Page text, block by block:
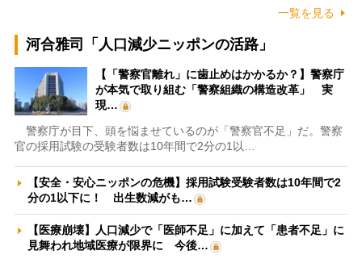
一覧を見る
河合雅司「人口減少ニッポンの活路」
【「警察官離れ」に歯止めはかかるか？】警察庁
が本気で取り組む「警察組織の構造改革」 実
現…
警察庁が目下、頭を悩ませているのが「警察官不足」だ。警察
官の採用試験の受験者数は10年間で2分の1以…
【安全・安心ニッポンの危機】採用試験受験者数は10年間で2
分の1以下に！ 出生数減がも…
【医療崩壊】人口減少で「医師不足」に加えて「患者不足」に
見舞われ地域医療が限界に 今後…